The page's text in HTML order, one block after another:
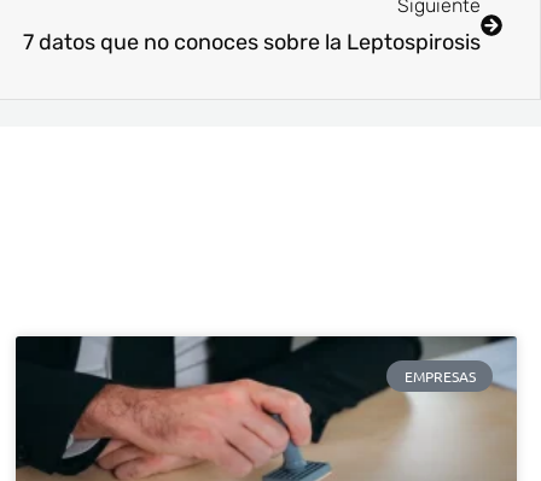
Siguiente
7 datos que no conoces sobre la Leptospirosis
EMPRESAS